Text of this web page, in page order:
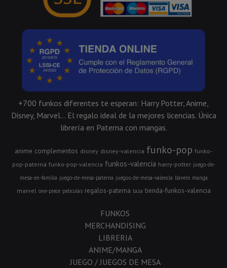
+700 funkos diferentes te esperan: Harry Potter, Anime,
Disney, Marvel... El regalo ideal de la mejores licencias. Única
librería en Paterna con mangas.
anime complementos disney disney-valencia funko-pop funko-
pop-paterna funko-pop-valencia funkos-valencia harry-potter juego-de-
mesa-en-familia juego-de-mesa-paterna juegos-de-mesa-valencia llavero manga
marvel one-piece peliculas regalos-paterna taza tienda-funkos-valencia
FUNKOS
MERCHANDISING
LIBRERIA
ANIME/MANGA
JUEGO / JUEGOS DE MESA